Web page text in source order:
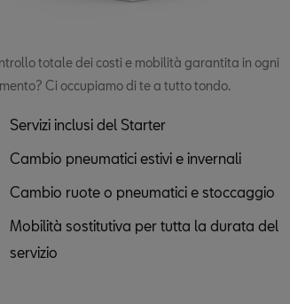
totale dei costi e mobilità garantita in ogni
Ci occupiamo di te a tutto tondo.
Servizi inclusi del Starter
Cambio pneumatici estivi e invernali
Cambio ruote o pneumatici e stoccaggio
Mobilità sostitutiva per tutta la durata del
servizio